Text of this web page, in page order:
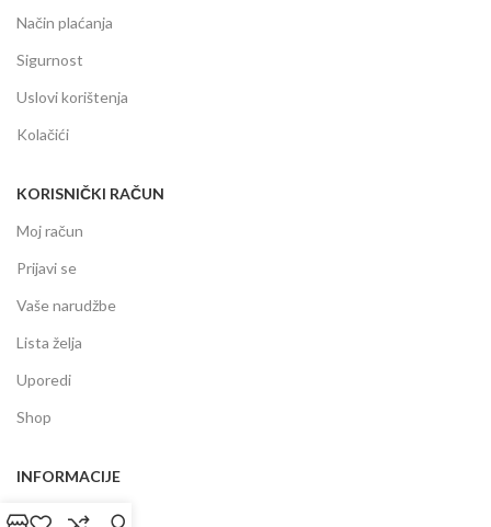
Način plaćanja
Sigurnost
Uslovi korištenja
Kolačići
KORISNIČKI RAČUN
Moj račun
Prijavi se
Vaše narudžbe
Lista želja
Uporedi
Shop
INFORMACIJE
Prodajni centar